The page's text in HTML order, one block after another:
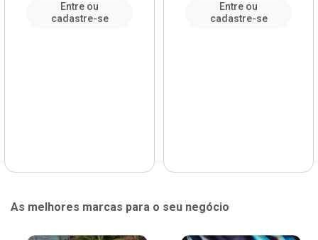
Entre ou
cadastre-se
Entre ou
cadastre-se
As melhores marcas para o seu negócio